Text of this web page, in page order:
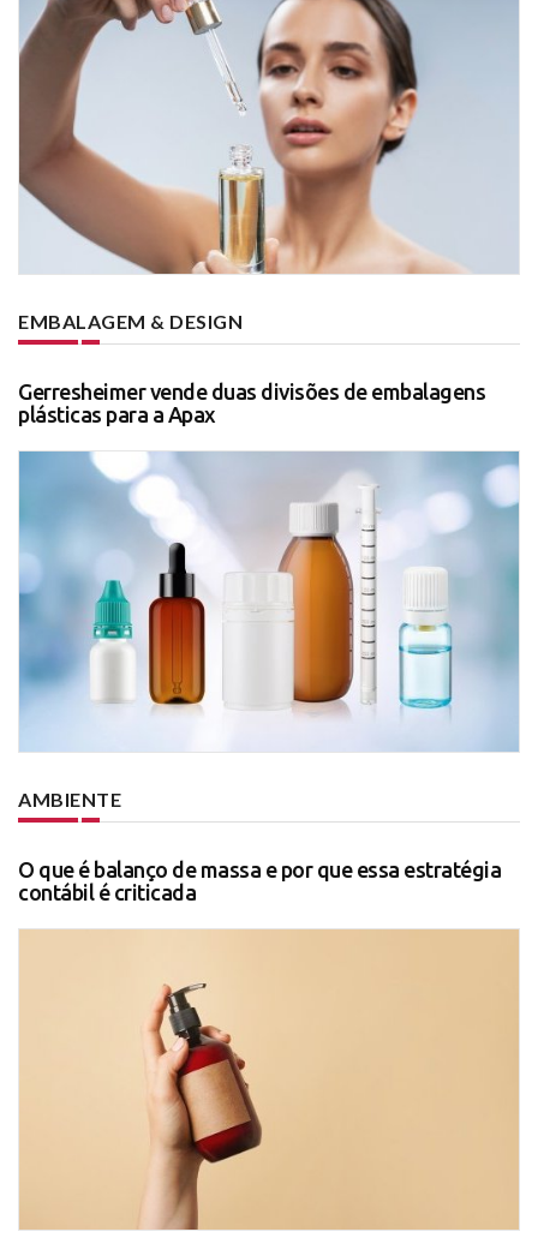
EMBALAGEM & DESIGN
Gerresheimer vende duas divisões de embalagens
plásticas para a Apax
AMBIENTE
O que é balanço de massa e por que essa estratégia
contábil é criticada